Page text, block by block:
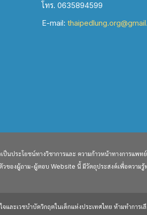
โทร. 0635894599
E-mail:
ประโยชน์ทางวิชาการและ ความก้าวหน้าทางการแพท
งผู้ถาม-ผู้ตอบ Website นี้ มีวัตถุประสงค์เพื่อความรู้ท
ะเวชบำบัดวิกฤตในเด็กแห่งประเทศไทย ห้ามทำการ